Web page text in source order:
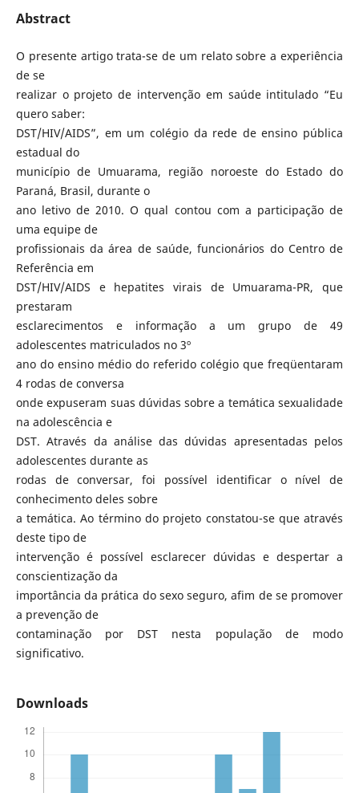
Abstract
O presente artigo trata-se de um relato sobre a experiência
de se
realizar o projeto de intervenção em saúde intitulado “Eu
quero saber:
DST/HIV/AIDS”, em um colégio da rede de ensino pública
estadual do
município de Umuarama, região noroeste do Estado do
Paraná, Brasil, durante o
ano letivo de 2010. O qual contou com a participação de
uma equipe de
profissionais da área de saúde, funcionários do Centro de
Referência em
DST/HIV/AIDS e hepatites virais de Umuarama-PR, que
prestaram
esclarecimentos e informação a um grupo de 49
adolescentes matriculados no 3º
ano do ensino médio do referido colégio que freqüentaram
4 rodas de conversa
onde expuseram suas dúvidas sobre a temática sexualidade
na adolescência e
DST. Através da análise das dúvidas apresentadas pelos
adolescentes durante as
rodas de conversar, foi possível identificar o nível de
conhecimento deles sobre
a temática. Ao término do projeto constatou-se que através
deste tipo de
intervenção é possível esclarecer dúvidas e despertar a
conscientização da
importância da prática do sexo seguro, afim de se promover
a prevenção de
contaminação por DST nesta população de modo
significativo.
Downloads